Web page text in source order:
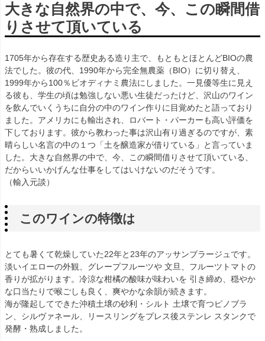
大きな自然界の中で、今、この瞬間借
りさせて頂いている
1705年から存在する歴史ある造り主で、もともとほとんどBIOの農
法でした。彼の代、1990年から完全無農薬（BIO）に切り替え、
1999年から100％ビオディナミ農法にしました。一見優等生に見え
る彼も、学生の頃は勉強しない悪い生徒だったけど、沢山のワイン
を飲んでいくうちに自分の中のワイン作りに目覚めたと語っており
ました。アメリカにも輸出され、ロバート・パーカーも高い評価を
下しております。彼から教わった事は沢山有り過ぎるのですが、素
晴らしい名言の中の１つ「土を醸造家が借りている」と言っていま
した。大きな自然界の中で、今、この瞬間借りさせて頂いている、
だからいいかげんな仕事をしてはいけないのだそうです。
（輸入元談）
このワインの特徴は
とても暑くて乾燥していた22年と23年のアッサンブラージュです。
淡いイエローの外観、グレープフルーツや 文旦、フルーツトマトの
香りが拡がります。冷涼な柑橘の酸味が味わいを 引き締め、穏やか
な口当たりで喉ごしも良く、爽やかな余韻が続きます。
海が隆起してできた沖積土壌の砂利・シルト 土壌で育つピノブラ
ン、シルヴァネール、リースリングをプレス後ステンレ スタンクで
発酵・熟成しました。